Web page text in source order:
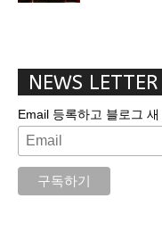
NEWS LETTER
Email 등록하고 블로그